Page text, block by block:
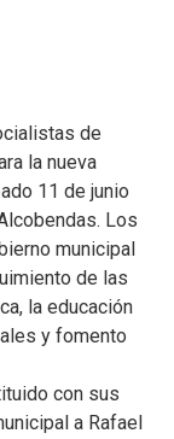
de
la nueva
11 de junio
Los
municipal
de las
la educación
y fomento
con sus
a Rafael